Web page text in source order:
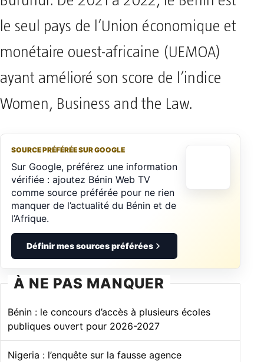
le seul pays de l’Union économique et
monétaire ouest-africaine (UEMOA)
ayant amélioré son score de l’indice
Women, Business and the Law.
SOURCE PRÉFÉRÉE SUR GOOGLE
Sur Google, préférez une information
vérifiée : ajoutez Bénin Web TV
comme source préférée pour ne rien
manquer de l’actualité du Bénin et de
l’Afrique.
Définir mes sources préférées
À NE PAS MANQUER
Bénin : le concours d’accès à plusieurs écoles
publiques ouvert pour 2026-2027
Nigeria : l’enquête sur la fausse agence